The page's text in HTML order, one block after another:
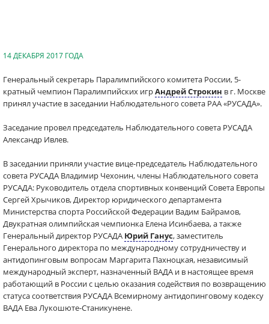
14 ДЕКАБРЯ 2017 ГОДА
Генеральный секретарь Паралимпийского комитета России, 5-
кратный чемпион Паралимпийских игрАндрей Строкин в г. Москве
принял участие в заседании Наблюдательного совета РАА «РУСАДА».
Заседание провел председатель Наблюдательного совета РУСАДА
Александр Ивлев.
В заседании приняли участие вице-председатель Наблюдательного
совета РУСАДА Владимир Чехонин, члены Наблюдательного совета
РУСАДА: Руководитель отдела спортивных конвенций Совета Европы
Сергей Хрычиков, Директор юридического департамента
Министерства спорта Российской Федерации Вадим Байрамов,
Двукратная олимпийская чемпионка Елена Исинбаева, а также
Генеральный директор РУСАДА Юрий Ганус, заместитель
Генерального директора по международному сотрудничеству и
антидопинговым вопросам Маргарита Пахноцкая, независимый
международный эксперт, назначенный ВАДА и в настоящее время
работающий в России с целью оказания содействия по возвращению
статуса соответствия РУСАДА Всемирному антидопинговому кодексу
ВАДА Ева Лукошюте-Станикунене.